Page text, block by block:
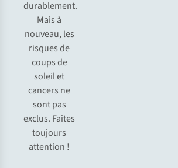
durablement.
Mais à
nouveau, les
risques de
coups de
soleil et
cancers ne
sont pas
exclus. Faites
toujours
attention !